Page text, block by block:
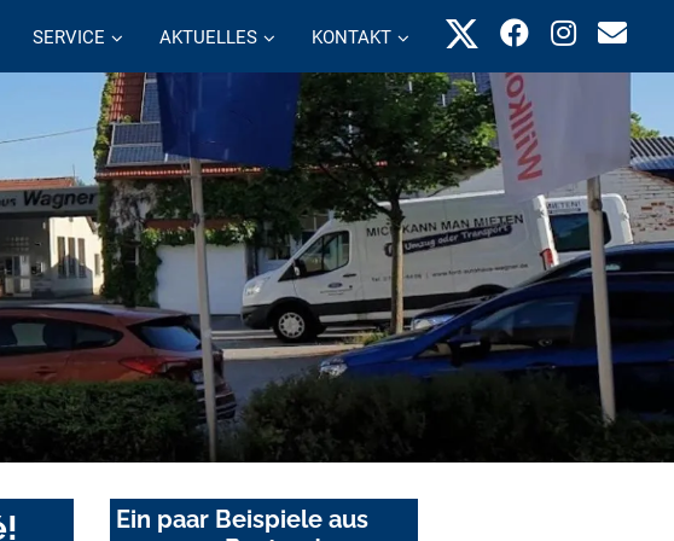
SERVICE AKTUELLES KONTAKT
Ein paar Beispiele aus